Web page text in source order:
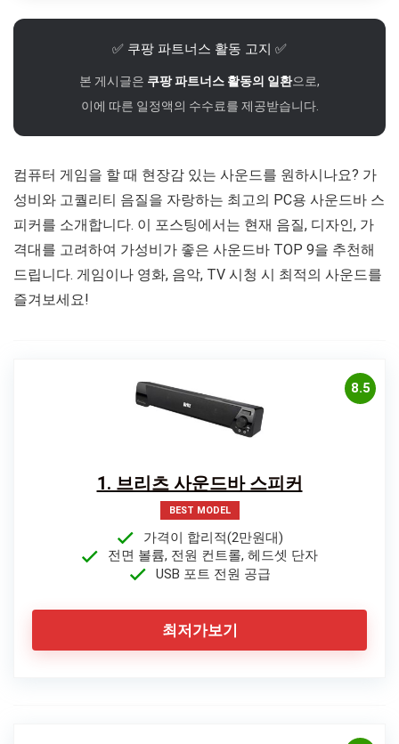
✅ 쿠팡 파트너스 활동 고지 ✅
본 게시글은 쿠팡 파트너스 활동의 일환으로,
이에 따른 일정액의 수수료를 제공받습니다.
컴퓨터 게임을 할 때 현장감 있는 사운드를 원하시나요? 가
성비와 고퀄리티 음질을 자랑하는 최고의 PC용 사운드바 스
피커를 소개합니다. 이 포스팅에서는 현재 음질, 디자인, 가
격대를 고려하여 가성비가 좋은 사운드바 TOP 9을 추천해
드립니다. 게임이나 영화, 음악, TV 시청 시 최적의 사운드를
즐겨보세요!
8.5
1. 브리츠 사운드바 스피커
BEST MODEL
가격이 합리적(2만원대)
전면 볼륨, 전원 컨트롤, 헤드셋 단자
USB 포트 전원 공급
최저가보기